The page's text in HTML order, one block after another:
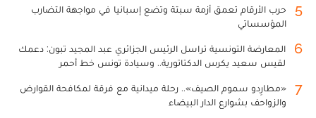
5
حرب الأرقام تعمق أزمة سبتة وتضع إسبانيا في مواجهة التضارب
المؤسساتي
6
المعارضة التونسية تراسل الرئيس الجزائري عبد المجيد تبون: دعمك
لقيس سعيد يكرس الدكتاتورية.. وسيادة تونس خط أحمر
7
«مطارِدو سموم الصيف».. رحلة ميدانية مع فرقة لمكافحة القوارض
والزواحف بشوارع الدار البيضاء